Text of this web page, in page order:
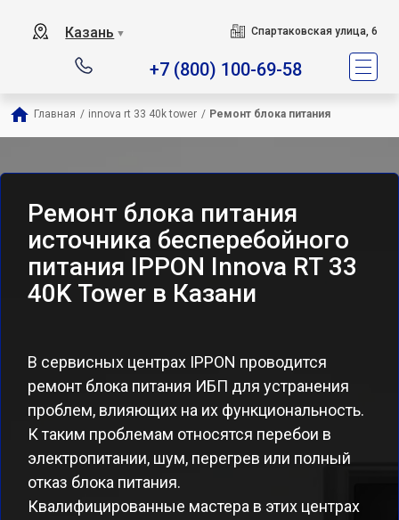
Казань ▼ Спартаковская улица, 6
+7 (800) 100-69-58
Главная / innova rt 33 40k tower / Ремонт блока питания
Ремонт блока питания
источника бесперебойного
питания IPPON Innova RT 33
40K Tower в Казани
В сервисных центрах IPPON проводится
ремонт блока питания ИБП для устранения
проблем, влияющих на их функциональность.
К таким проблемам относятся перебои в
электропитании, шум, перегрев или полный
отказ блока питания.
Квалифицированные мастера в этих центрах